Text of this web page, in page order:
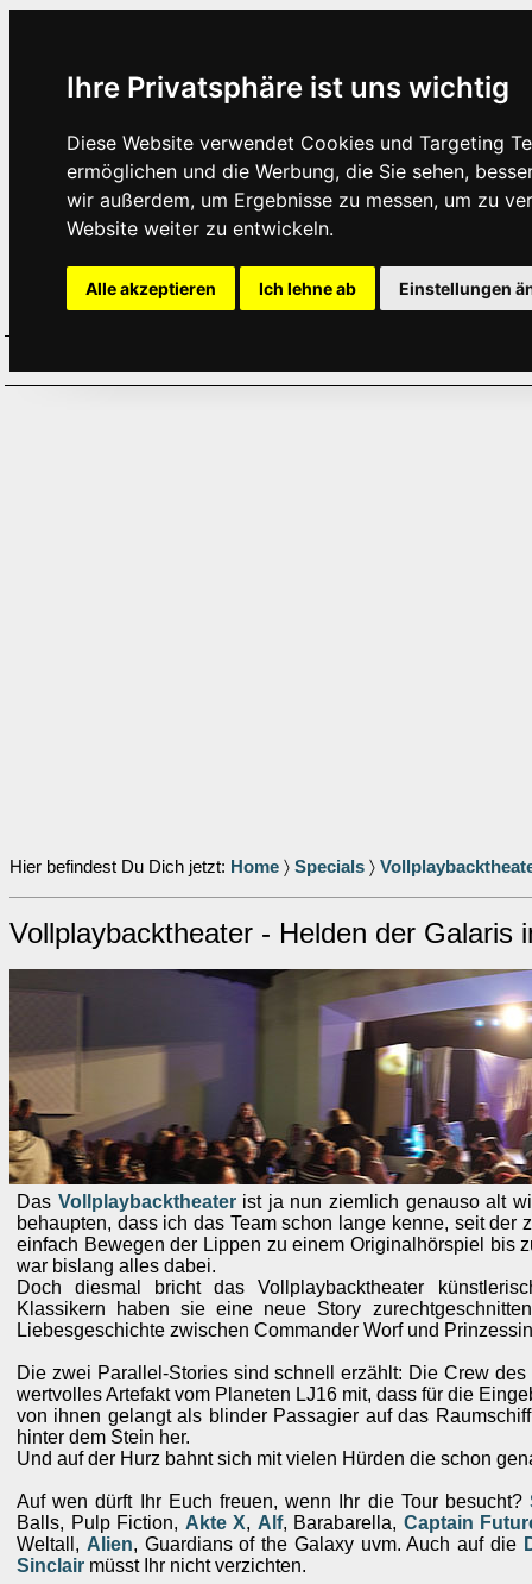
Ihre Privatsphäre ist uns wichtig
Diese Website verwendet Cookies und Targeting
ermöglichen und die Werbung, die Sie sehen,
wir außerdem, um Ergebnisse zu messen, um zu
Website weiter zu entwickeln.
Alle akzeptieren Ich lehne ab Einstellungen
Hier befindest Du Dich jetzt: Home 〉 Specials 〉
Vollplaybacktheater - Helden der Galaris
Das Vollplaybacktheaterist ja nun ziemlich genauso alt
behaupten, dass ich das Team schon lange kenne, seit der
einfach Bewegen der Lippen zu einem Originalhörspiel bis
war bislang alles dabei.
Doch diesmal bricht das Vollplaybacktheater
Klassikern haben sie eine neue Story
Liebesgeschichte zwischen Commander Worf und
Die zwei Parallel-Stories sind schnell erzählt: Die Crew
wertvolles Artefakt vom Planeten LJ16 mit, dass für die
von ihnen gelangt als blinder Passagier auf das
hinter dem Stein her.
Und auf der Hurz bahnt sich mit vielen Hürden die schon
Auf wen dürft Ihr Euch freuen, wenn Ihr die Tour besucht?
Balls, Pulp Fiction, Akte X, Alf, Barabarella, Captain
Weltall, Alien, Guardians of the Galaxy uvm. Auch auf die
Sinclair müsst Ihr nicht verzichten.